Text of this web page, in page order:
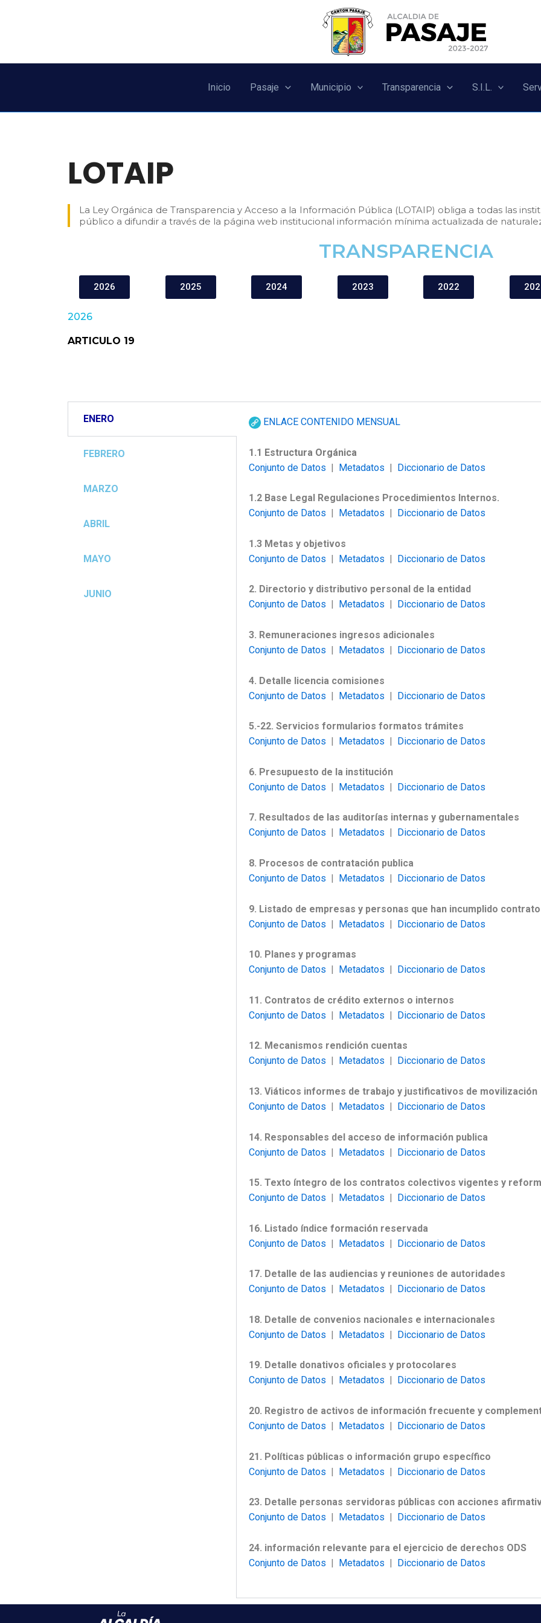
Inicio Pasaje Municipio Transparencia S.I.L.
LOTAIP
La Ley Orgánica de Transparencia y Acceso a la Información Pública (LOTAIP) obliga a todas las
público a difundir a través de la página web institucional información mínima actualizada de
TRANSPARENCIA​
2026 2025 2024 2023 2022
2026
ARTICULO 19
ENERO
FEBRERO
MARZO
ABRIL
MAYO
JUNIO
ENLACE CONTENIDO MENSUAL
1.1 Estructura Orgánica
Conjunto de Datos | Metadatos | Diccionario de Datos
1.2 Base Legal Regulaciones Procedimientos Internos.
Conjunto de Datos
Metadatos Diccionario de Datos
1.3 Metas y objetivos
Conjunto de Datos | Metadatos | Diccionario de Datos
2. Directorio y distributivo personal de la entidad
Conjunto de Datos
Metadatos Diccionario de Datos
3. Remuneraciones ingresos adicionales
Conjunto de Datos | Metadatos | Diccionario de Datos
4. Detalle licencia comisiones
Conjunto de Datos | Metadatos | Diccionario de Datos
5.-22. Servicios formularios formatos trámites
Conjunto de Datos
Metadatos Diccionario de Datos
6. Presupuesto de la institución
Conjunto de Datos | Metadatos | Diccionario de Datos
7. Resultados de las auditorías internas y gubernamentales
Conjunto de Datos
Metadatos Diccionario de Datos
8. Procesos de contratación publica
Conjunto de Datos | Metadatos | Diccionario de Datos
9. Listado de empresas y personas que han incumplido
Conjunto de Datos | Metadatos | Diccionario de Datos
10. Planes y programas
Conjunto de Datos | Metadatos | Diccionario de Datos
11. Contratos de crédito externos o internos
Conjunto de Datos | Metadatos | Diccionario de Datos
12. Mecanismos rendición cuentas
Conjunto de Datos
Metadatos Diccionario de Datos
13. Viáticos informes de trabajo y justificativos de movilización
Conjunto de Datos | Metadatos | Diccionario de Datos
14. Responsables del acceso de información publica
Conjunto de Datos | Metadatos | Diccionario de Datos
15. Texto íntegro de los contratos colectivos vigentes y
Conjunto de Datos | Metadatos | Diccionario de Datos
16. Listado índice formación reservada
Conjunto de Datos | Metadatos | Diccionario de Datos
17. Detalle de las audiencias y reuniones de autoridades
Conjunto de Datos
Metadatos Diccionario de Datos
18. Detalle de convenios nacionales e internacionales
Conjunto de Datos | Metadatos | Diccionario de Datos
19. Detalle donativos oficiales y protocolares
Conjunto de Datos
Metadatos Diccionario de Datos
20. Registro de activos de información frecuente y
Conjunto de Datos | Metadatos | Diccionario de Datos
21. Políticas públicas o información grupo específico
Conjunto de Datos | Metadatos | Diccionario de Datos
23. Detalle personas servidoras públicas con acciones
Conjunto de Datos
Metadatos Diccionario de Datos
24. información relevante para el ejercicio de derechos ODS
Conjunto de Datos | Metadatos | Diccionario de Datos